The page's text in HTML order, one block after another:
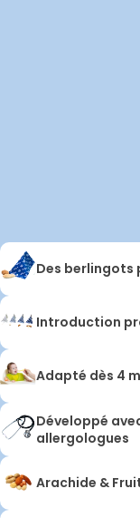
Des berlingots
Introduction
Adapté dès 4
Développé
allergologues
Arachide &